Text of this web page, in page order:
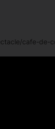
cafe-de-